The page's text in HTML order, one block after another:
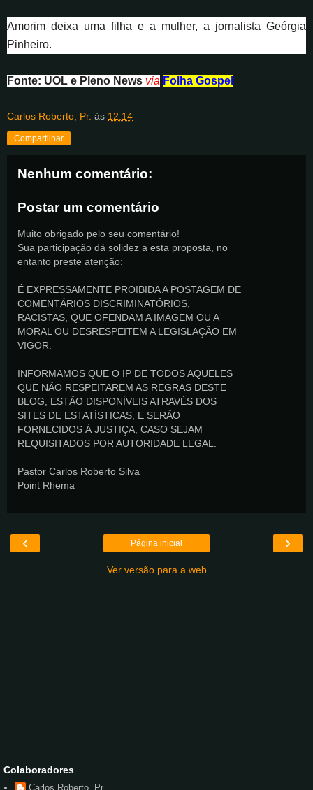
Amorim deixa uma filha e a mulher, a jornalista Geórgia
Pinheiro.
Fonte: UOL e Pleno News via Folha Gospel
Carlos Roberto, Pr. às 12:14
Compartilhar
Nenhum comentário:
Postar um comentário
Muito obrigado pelo seu comentário!
Sua participação dá solidez a esta proposta, no
entanto preste atenção:
É EXPRESSAMENTE PROIBIDA A POSTAGEM DE
COMENTÁRIOS DISCRIMINATÓRIOS,
RACISTAS, QUE OFENDAM A IMAGEM OU A
MORAL OU DESRESPEITEM A LEGISLAÇÃO EM
VIGOR.
INFORMAMOS QUE O IP DE TODOS AQUELES
QUE NÃO RESPEITAREM AS REGRAS DESTE
BLOG, ESTÃO DISPONÍVEIS ATRAVÉS DOS
SITES DE ESTATÍSTICAS, E SERÃO
FORNECIDOS À JUSTIÇA, CASO SEJAM
REQUISITADOS POR AUTORIDADE LEGAL.
Pastor Carlos Roberto Silva
Point Rhema
‹ ›
Página inicial
Ver versão para a web
Colaboradores
Carlos Roberto, Pr.